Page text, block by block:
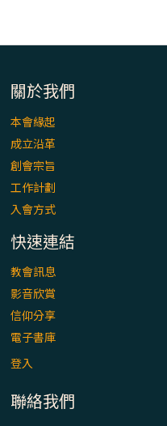
(2)黃敏正
關於我們
本會緣起
成立沿革
創會宗旨
工作計劃
入會方式
快速連結
教會訊息
影音欣賞
信仰分享
電子書庫
登入
聯絡我們